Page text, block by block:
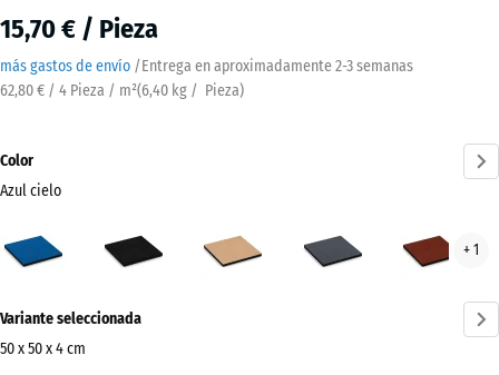
15,70 € / Pieza
más gastos de envío /Entrega en aproximadamente2-3 semanas
62,80 € / 4 Pieza / m²(6,40 kg / Pieza)
Color
Azul cielo
arena
pizarra
+ 1
información
sobre
Variante seleccionada
50 x 50 x 4 cm